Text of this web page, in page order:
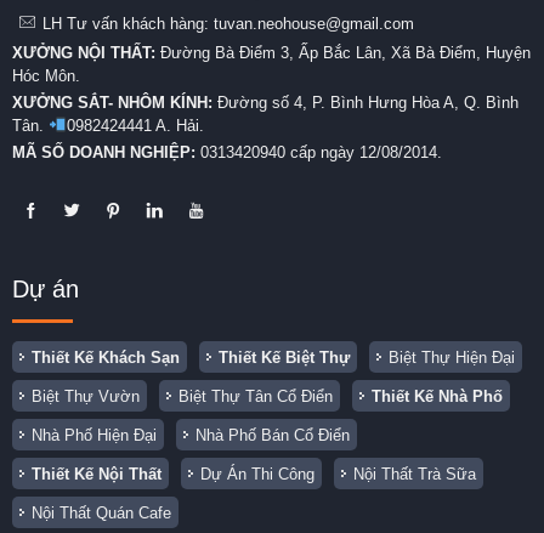
LH Tư vấn khách hàng: tuvan.neohouse@gmail.com
XƯỞNG NỘI THẤT: Đường Bà Điểm 3, Ấp Bắc Lân, Xã Bà Điểm, Huyện
Hóc Môn.
XƯỞNG SẮT- NHÔM KÍNH: Đường số 4, P. Bình Hưng Hòa A, Q. Bình
Tân.
0982424441 A. Hải.
MÃ SỐ DOANH NGHIỆP: 0313420940 cấp ngày 12/08/2014.
Dự án
Thiết Kế Khách Sạn Thiết Kế Biệt Thự Biệt Thự Hiện Đại
Biệt Thự Vườn Biệt Thự Tân Cổ Điển Thiết Kế Nhà Phố
Nhà Phố Hiện Đại Nhà Phố Bán Cổ Điển
Thiết Kế Nội Thất Dự Án Thi Công Nội Thất Trà Sữa
Nội Thất Quán Cafe